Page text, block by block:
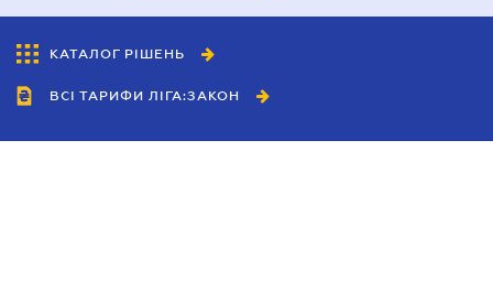
КАТАЛОГ РІШЕНЬ
ВСІ ТАРИФИ ЛІГА:ЗАКОН